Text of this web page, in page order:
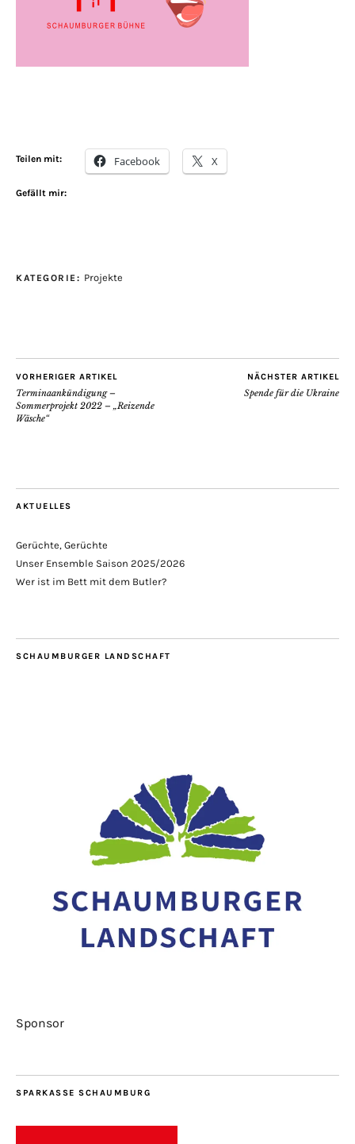
Teilen mit: Facebook X
Gefällt mir:
KATEGORIE: Projekte
VORHERIGER ARTIKEL
Terminaankündigung –
Sommerprojekt 2022 – „Reizende
Wäsche“
NÄCHSTER ARTIKEL
Spende für die Ukraine
AKTUELLES
Gerüchte, Gerüchte
Unser Ensemble Saison 2025/2026
Wer ist im Bett mit dem Butler?
SCHAUMBURGER LANDSCHAFT
Sponsor
SPARKASSE SCHAUMBURG